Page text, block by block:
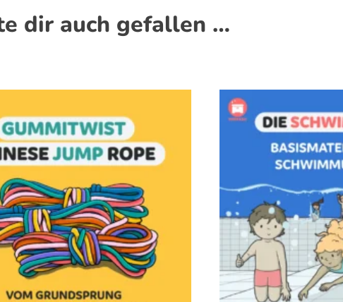
dir auch gefallen …
Dieses Produkt weist mehrere Varianten auf. Die Optionen können auf der Produktseite gewählt werden